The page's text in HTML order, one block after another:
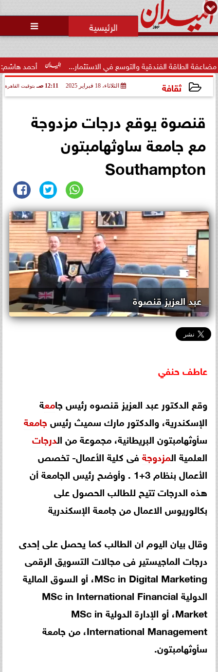

أحمد هاشم: الإعلام الفندقية والتوسع في الاستثمار...
ثقافة الثلاثاء، 18 فبراير 2025 12:11 صـ بتوقيت القاهرة
قنصوة يوقع درجات مزدوجة
مع جامعة ساوثهامبتون
Southampton
عبد العزيز قنصوة
عاطف حنفي
وقع الدكتور عبد العزيز قنصوه رئيس جامعة
الإسكندرية، والدكتور مارك سميث رئيس جامعة
سأوثهامبتون البريطانية، مجموعة من الدرجات
العلمية المزدوجة فى كلية الأعمال- تخصص
الأعمال بنظام 3+1 . وأوضح رئيس الجامعة أن
هذه الدرجات تتيح للطالب الحصول على
بكالوريوس الاعمال من جامعة الإسكندرية
وقال بيان اليوم ان الطالب كما يحصل على إحدى
درجات الماجيستير فى مجالات التسويق الرقمى
MSc in Digital Marketing، أو السوق المالية
الدولية MSc in International Financial
Market، أو الإدارة الدولية MSc in
International Management، من جامعة
سأوثهامبتون.